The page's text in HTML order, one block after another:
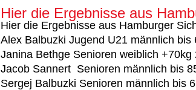
Hier die Ergebnisse aus
Hier die Ergebnisse aus Hamburger
Alex Balbuzki Jugend U21 männlich bis
Janina Bethge Senioren weiblich +70kg
Jacob Sannert Senioren männlich bis
Sergej Balbuzki Senioren männlich bis